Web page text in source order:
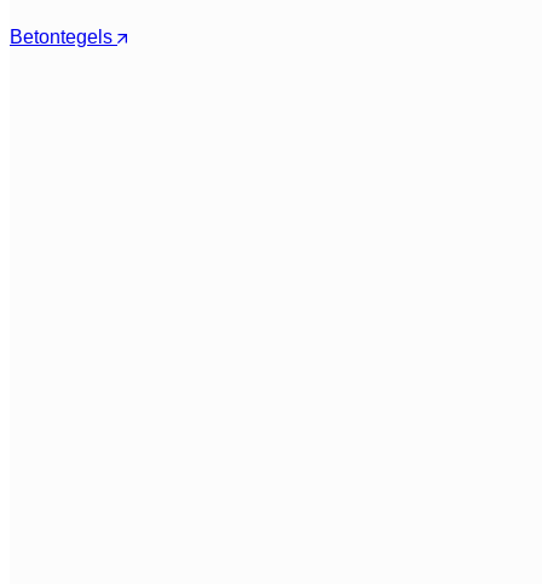
Betontegels